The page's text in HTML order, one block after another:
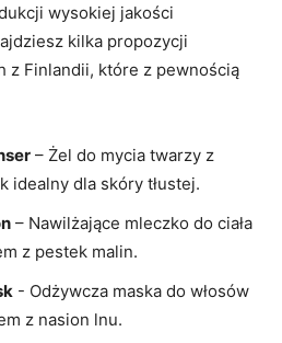
wysokiej jakości
kilka propozycji
z Finlandii, które z pewnością
– Żel do mycia twarzy z
idealny dla skóry tłustej.
– Nawilżające mleczko do ciała
z pestek malin.
-⁢ Odżywcza maska do włosów
z ‍nasion lnu.